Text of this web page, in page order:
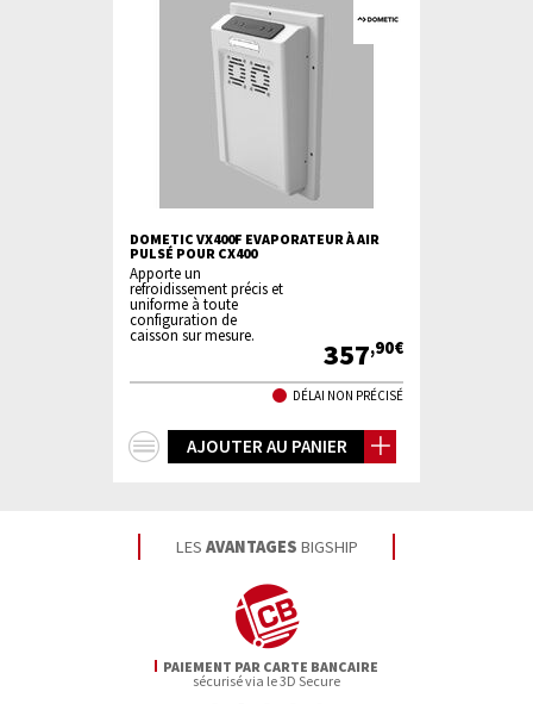
DOMETIC VX400F EVAPORATEUR À AIR
PULSÉ POUR CX400
Apporte un
refroidissement précis et
uniforme à toute
configuration de
caisson sur mesure.
357,90€
DÉLAI NON PRÉCISÉ
AJOUTER AU PANIER
LES AVANTAGES BIGSHIP
PAIEMENT PAR CARTE BANCAIRE
sécurisé via le 3D Secure